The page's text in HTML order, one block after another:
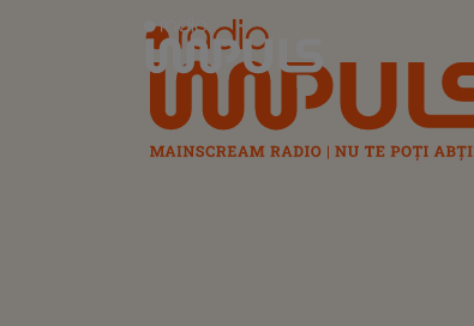
Radio Impuls